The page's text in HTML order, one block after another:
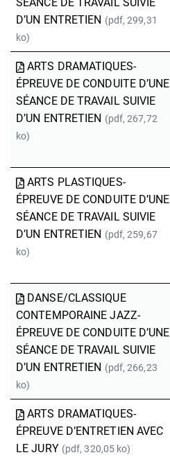
D’UN ENTRETIEN (pdf, 299,31
ko)
ARTS DRAMATIQUES-
ÉPREUVE DE CONDUITE D’UNE
SÉANCE DE TRAVAIL SUIVIE
D’UN ENTRETIEN (pdf, 267,72
ko)
ARTS PLASTIQUES-
ÉPREUVE DE CONDUITE D’UNE
SÉANCE DE TRAVAIL SUIVIE
D’UN ENTRETIEN (pdf, 259,67
ko)
DANSE/CLASSIQUE
CONTEMPORAINE JAZZ-
ÉPREUVE DE CONDUITE D’UNE
SÉANCE DE TRAVAIL SUIVIE
D’UN ENTRETIEN (pdf, 266,23
ko)
ARTS DRAMATIQUES-
ÉPREUVE D’ENTRETIEN AVEC
LE JURY (pdf, 320,05 ko)